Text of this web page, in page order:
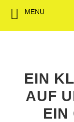
EIN
AUF
EIN
MENU
Back
Back
Back
Back
FWD